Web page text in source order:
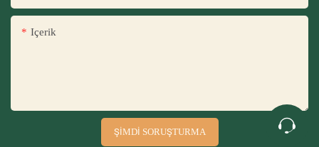
Içerik
ŞIMDI SORUŞTURMA